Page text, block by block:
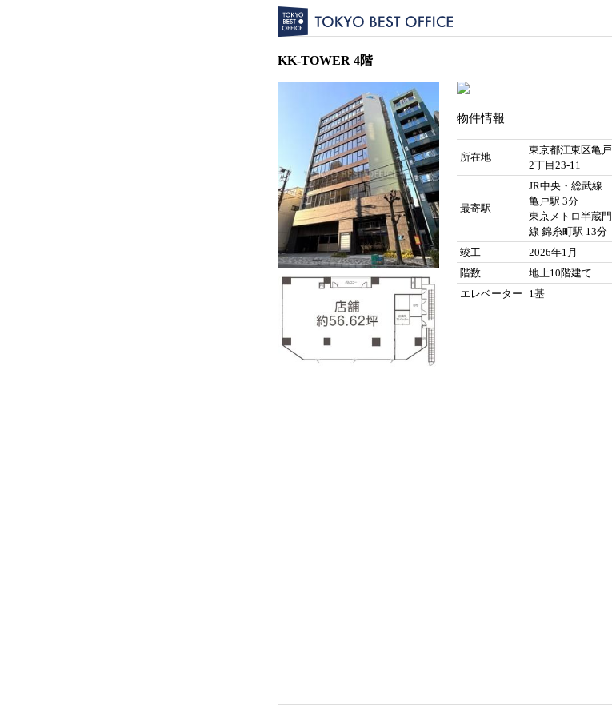
KK-TOWER 4階
物件情報
所在地
東京都江東区亀戸
2丁目23-11
最寄駅
JR中央・総武線
亀戸駅 3分
東京メトロ半蔵門
線 錦糸町駅 13分
竣工
2026年1月
階数
地上10階建て
エレベーター
1基